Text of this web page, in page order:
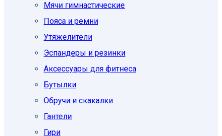
Мячи гимнастические
Пояса и ремни
Утяжелители
Эспандеры и резинки
Аксессуары для фитнеса
Бутылки
Обручи и скакалки
Гантели
Гири